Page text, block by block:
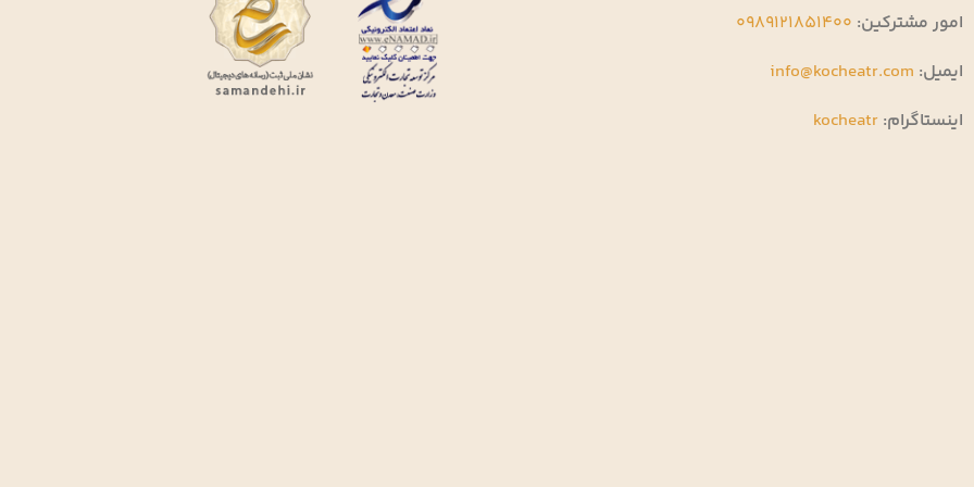
امور مشترکین: 0989121851400
ایمیل: info@kocheatr.com
اینستاگرام: kocheatr